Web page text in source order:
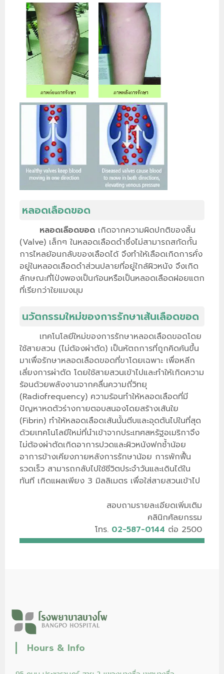
หลอดเลือดขอด
หลอดเลือดขอดเกิดจากความผิดปกติของลิ้น
(Valve) เล็กๆ ในหลอดเลือดดำซึ่งไม่สามารถสกัดกั้น
การไหลย้อนกลับของเลือดได้ จึงทำให้เลือดเกิดการคั่ง
อยู่ในหลอดเลือดดำส่วนปลายที่อยู่ใกล้ผิวหนัง จึงเกิด
ลักษณะที่โป่งพองเป็นก้อนหรือเป็นหลอดเลือดฝอยแตก
ที่เรียกว่าใยแมงมุม
นวัตกรรมใหม่ของการรักษาเส้นเลือดขอด
เทคโนโลยีใหม่ของการรักษาหลอดเลือดขอดโดย
ใช้สายสวน (ไม่ต้องผ่าตัด) เป็นหัตถการที่ถูกคิดค้นขึ้น
มาเพื่อรักษาหลอดเลือดขอดที่ขาโดยเฉพาะ เพื่อหลีก
เลี่ยงการผ่าตัด โดยใช้สายสวนเข้าไปและทำให้เกิดความ
ร้อนด้วยพลังงานจากคลื่นความถี่วิทยุ
(Radiofrequency) ความร้อนทำให้หลอดเลือดที่มี
ปัญหาหดตัวร่างกายตอบสนองโดยสร้างเส้นใย
(Fibrin) ทำให้หลอดเลือดเส้นนั้นตีบและอุดตันไปในที่สุด
ด้วยเทคโนโลยีใหม่ที่นำเข้าจากประเทศสหรัฐอเมริกาจึง
ไม่ต้องผ่าตัดเกิดอาการปวดและผิวหนังฟกช้ำน้อย
อาการข้างเคียงภายหลังการรักษาน้อย การพักฟื้น
รวดเร็ว สามารถกลับไปใช้ชีวิตประจำวันและเดินได้ใน
ทันที เกิดแผลเพียง 3 มิลลิเมตร เพื่อใส่สายสวนเข้าไป
สอบถามรายละเอียดเพิ่มเติม
คลินิกศัลยกรรม
โทร. 02-587-0144 ต่อ 2500
Hours & Info